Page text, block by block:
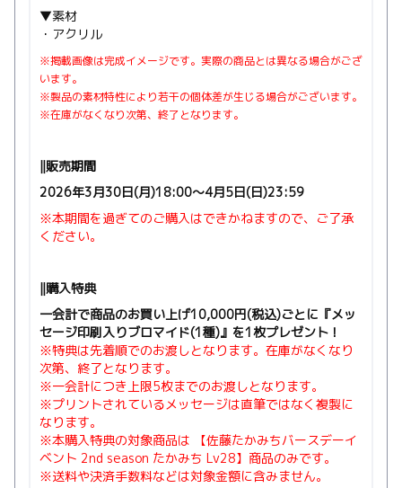
▼素材
・アクリル
※掲載画像は完成イメージです。実際の商品とは異なる場合がござ
います。
※製品の素材特性により若干の個体差が生じる場合がございます。
※在庫がなくなり次第、終了となります。
‖販売期間
2026年3月30日(月)18:00〜4月5日(日)23:59
※本期間を過ぎてのご購入はできかねますので、ご了承
ください。
‖購入特典
一会計で商品のお買い上げ10,000円(税込)ごとに『メッ
セージ印刷入りブロマイド(1種)』を1枚プレゼント！
※特典は先着順でのお渡しとなります。在庫がなくなり
次第、終了となります。
※一会計につき上限5枚までのお渡しとなります。
※プリントされているメッセージは直筆ではなく複製に
なります。
※本購入特典の対象商品は 【佐藤たかみちバースデーイ
ベント 2nd season たかみち Lv28】商品のみです。
※送料や決済手数料などは対象金額に含みません。